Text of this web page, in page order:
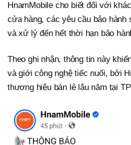
HnamMobile cho biết đối với
cửa hàng, các yêu cầu bảo hành
và xử lý đến hết thời hạn bảo
Theo ghi nhận, thông tin này
và giới công nghệ tiếc nuối, bởi
thương hiệu bán lẻ lâu năm tại